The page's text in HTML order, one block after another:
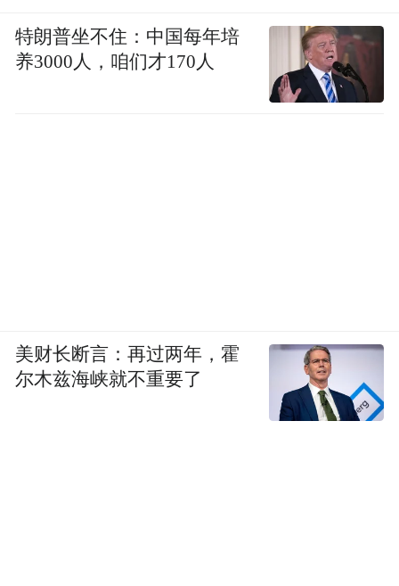
特朗普坐不住：中国每年培
养3000人，咱们才170人
美财长断言：再过两年，霍
尔木兹海峡就不重要了